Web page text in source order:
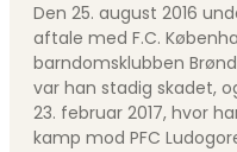
Den 25. august 2016
aftale med F.C.
barndomsklubben
var han stadig skadet,
23. februar 2017, hvor
kamp mod PFC